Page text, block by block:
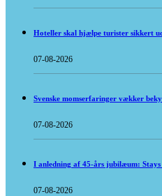
Hoteller skal hjælpe turister sikkert
07-08-2026
Svenske momserfaringer vækker
07-08-2026
I anledning af 45-års jubilæum:
07-08-2026